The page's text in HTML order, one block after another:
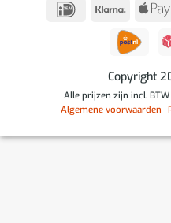
IDeal Klarna
Copyright
Alle prijzen zijn incl.
Algemene voorwaarden